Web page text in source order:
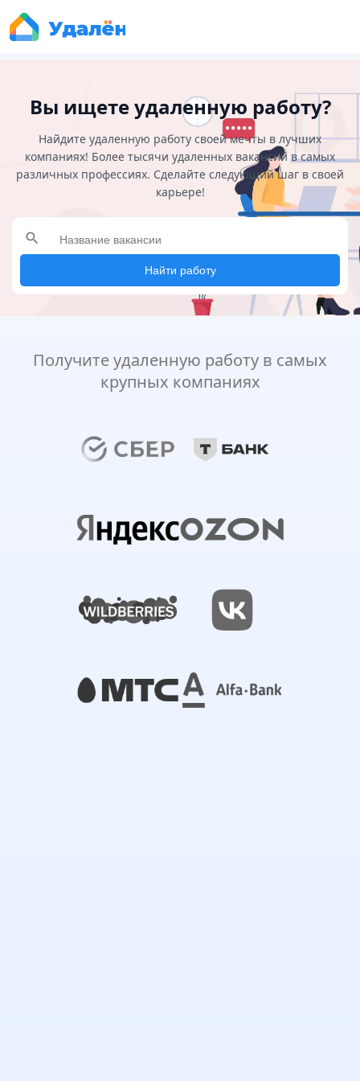
Вы ищете удаленную работу?
Найдите удаленную работу своей мечты в лучших
компаниях! Более тысячи удаленных вакансий в самых
различных профессиях. Сделайте следующий шаг в своей
карьере!
search
Найти работу
Получите удаленную работу в самых
крупных компаниях